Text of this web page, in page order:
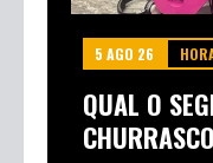
5 AGO 26
QUAL O